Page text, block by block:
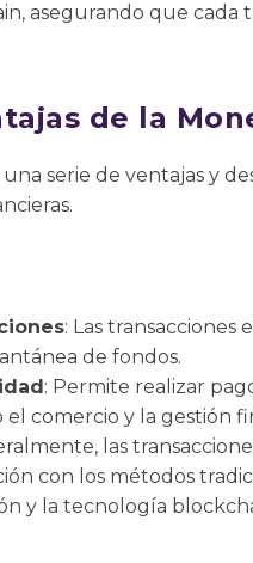
asegurando que cada
de la
serie de ventajas y
: Las
de fondos.
: Permite realizar
comercio y la gestión
las
con los métodos
y la tecnología